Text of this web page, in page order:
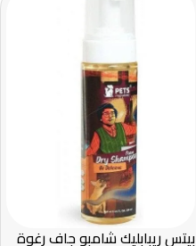
بيتس ريبابليك شامبو جاف رغوة